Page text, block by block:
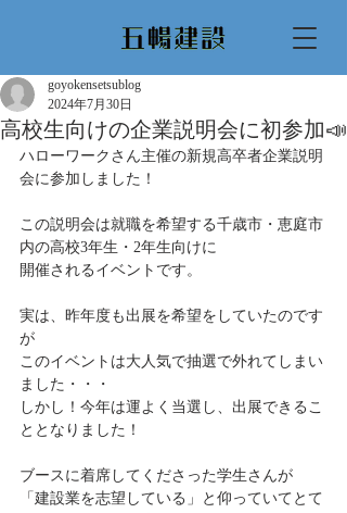
高校生向けの企業説明会に初参加📣
goyokensetsublog
2024年7月30日
ハローワークさん主催の新規高卒者企業説明
会に参加しました！
この説明会は就職を希望する千歳市・恵庭市
内の高校3年生・2年生向けに
開催されるイベントです。
実は、昨年度も出展を希望をしていたのです
が
このイベントは大人気で抽選で外れてしまい
ました・・・
しかし！今年は運よく当選し、出展できるこ
ととなりました！
ブースに着席してくださった学生さんが
「建設業を志望している」と仰っていてとて